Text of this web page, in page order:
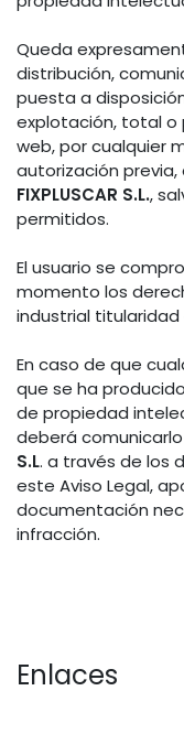
Queda
distribución,
puesta a
explotación, total o
web, por cualquier
autorización
FIXPLUSCAR S.L.,
permitidos.
El usuario se
momento los
industrial titularidad
En caso de que
que se ha
de propiedad
deberá
S.L. a través de los
este Aviso Legal,
documentación
infracción.
Enlaces